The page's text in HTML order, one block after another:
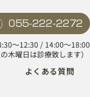
055-222-2272
〜12:30 / 14:00〜18:00
木曜日は診療致します）
よくある質問